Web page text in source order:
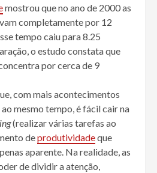
mostrou que no ano de 2000 as
completamente por 12
tempo caiu para 8.25
o estudo constata que
por cerca de 9
com mais acontecimentos
mesmo tempo, é fácil cair na
(realizar várias tarefas ao
deprodutividadeque
aparente. Na realidade, as
de dividir a atenção,